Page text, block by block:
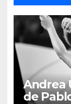
Andrea
de